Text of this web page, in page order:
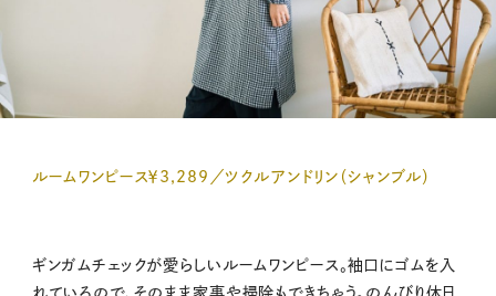
ルームワンピース￥3,289／ツクルアンドリン（シャンブル）
ギンガムチェックが愛らしいルームワンピース。袖口にゴムを入
れているので、そのまま家事や掃除もできちゃう。のんびり休日